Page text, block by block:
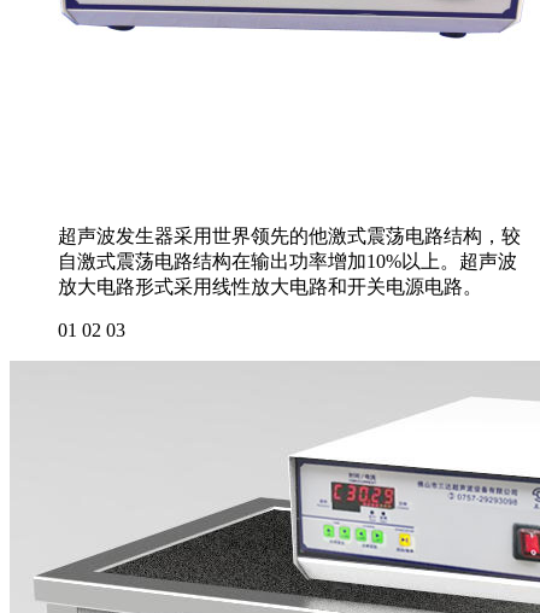
超声波发生器采用世界领先的他激式震荡电路结构，较
自激式震荡电路结构在输出功率增加10%以上。超声波
放大电路形式采用线性放大电路和开关电源电路。
01 02 03